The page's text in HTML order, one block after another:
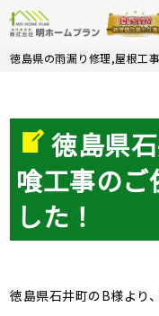
Skip
徳島県の雨漏り修理,屋根工
徳島県
喰工事のご
した！
徳島県石井町のB様より